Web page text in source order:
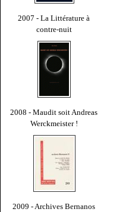
2007 - La Littérature à
contre-nuit
2008 - Maudit soit Andreas
Werckmeister !
2009 - Archives Bernanos